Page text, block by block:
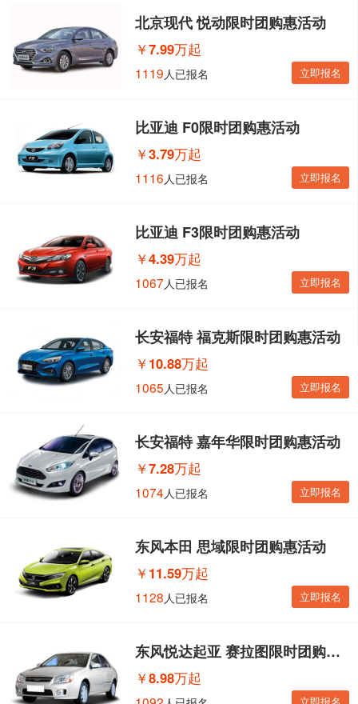
北京现代 悦动限时团购惠活动
￥7.99万起
1119 人已报名 立即报名
比亚迪 F0限时团购惠活动
￥3.79万起
1116 人已报名 立即报名
比亚迪 F3限时团购惠活动
￥4.39万起
1067 人已报名 立即报名
长安福特 福克斯限时团购惠活动
￥ 10.88万起
1065 人已报名 立即报名
长安福特 嘉年华限时团购惠活动
￥7.28万起
1074 人已报名 立即报名
东风本田 思域限时团购惠活动
￥ 11.59万起
1128 人已报名 立即报名
东风悦达起亚 赛拉图限时团购惠活动
￥8.98万起